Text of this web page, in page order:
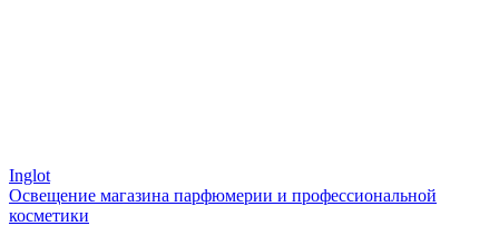
Inglot
Освещение магазина парфюмерии и профессиональной
косметики